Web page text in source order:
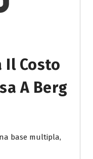
Il Costo
A Berg
base multipla,